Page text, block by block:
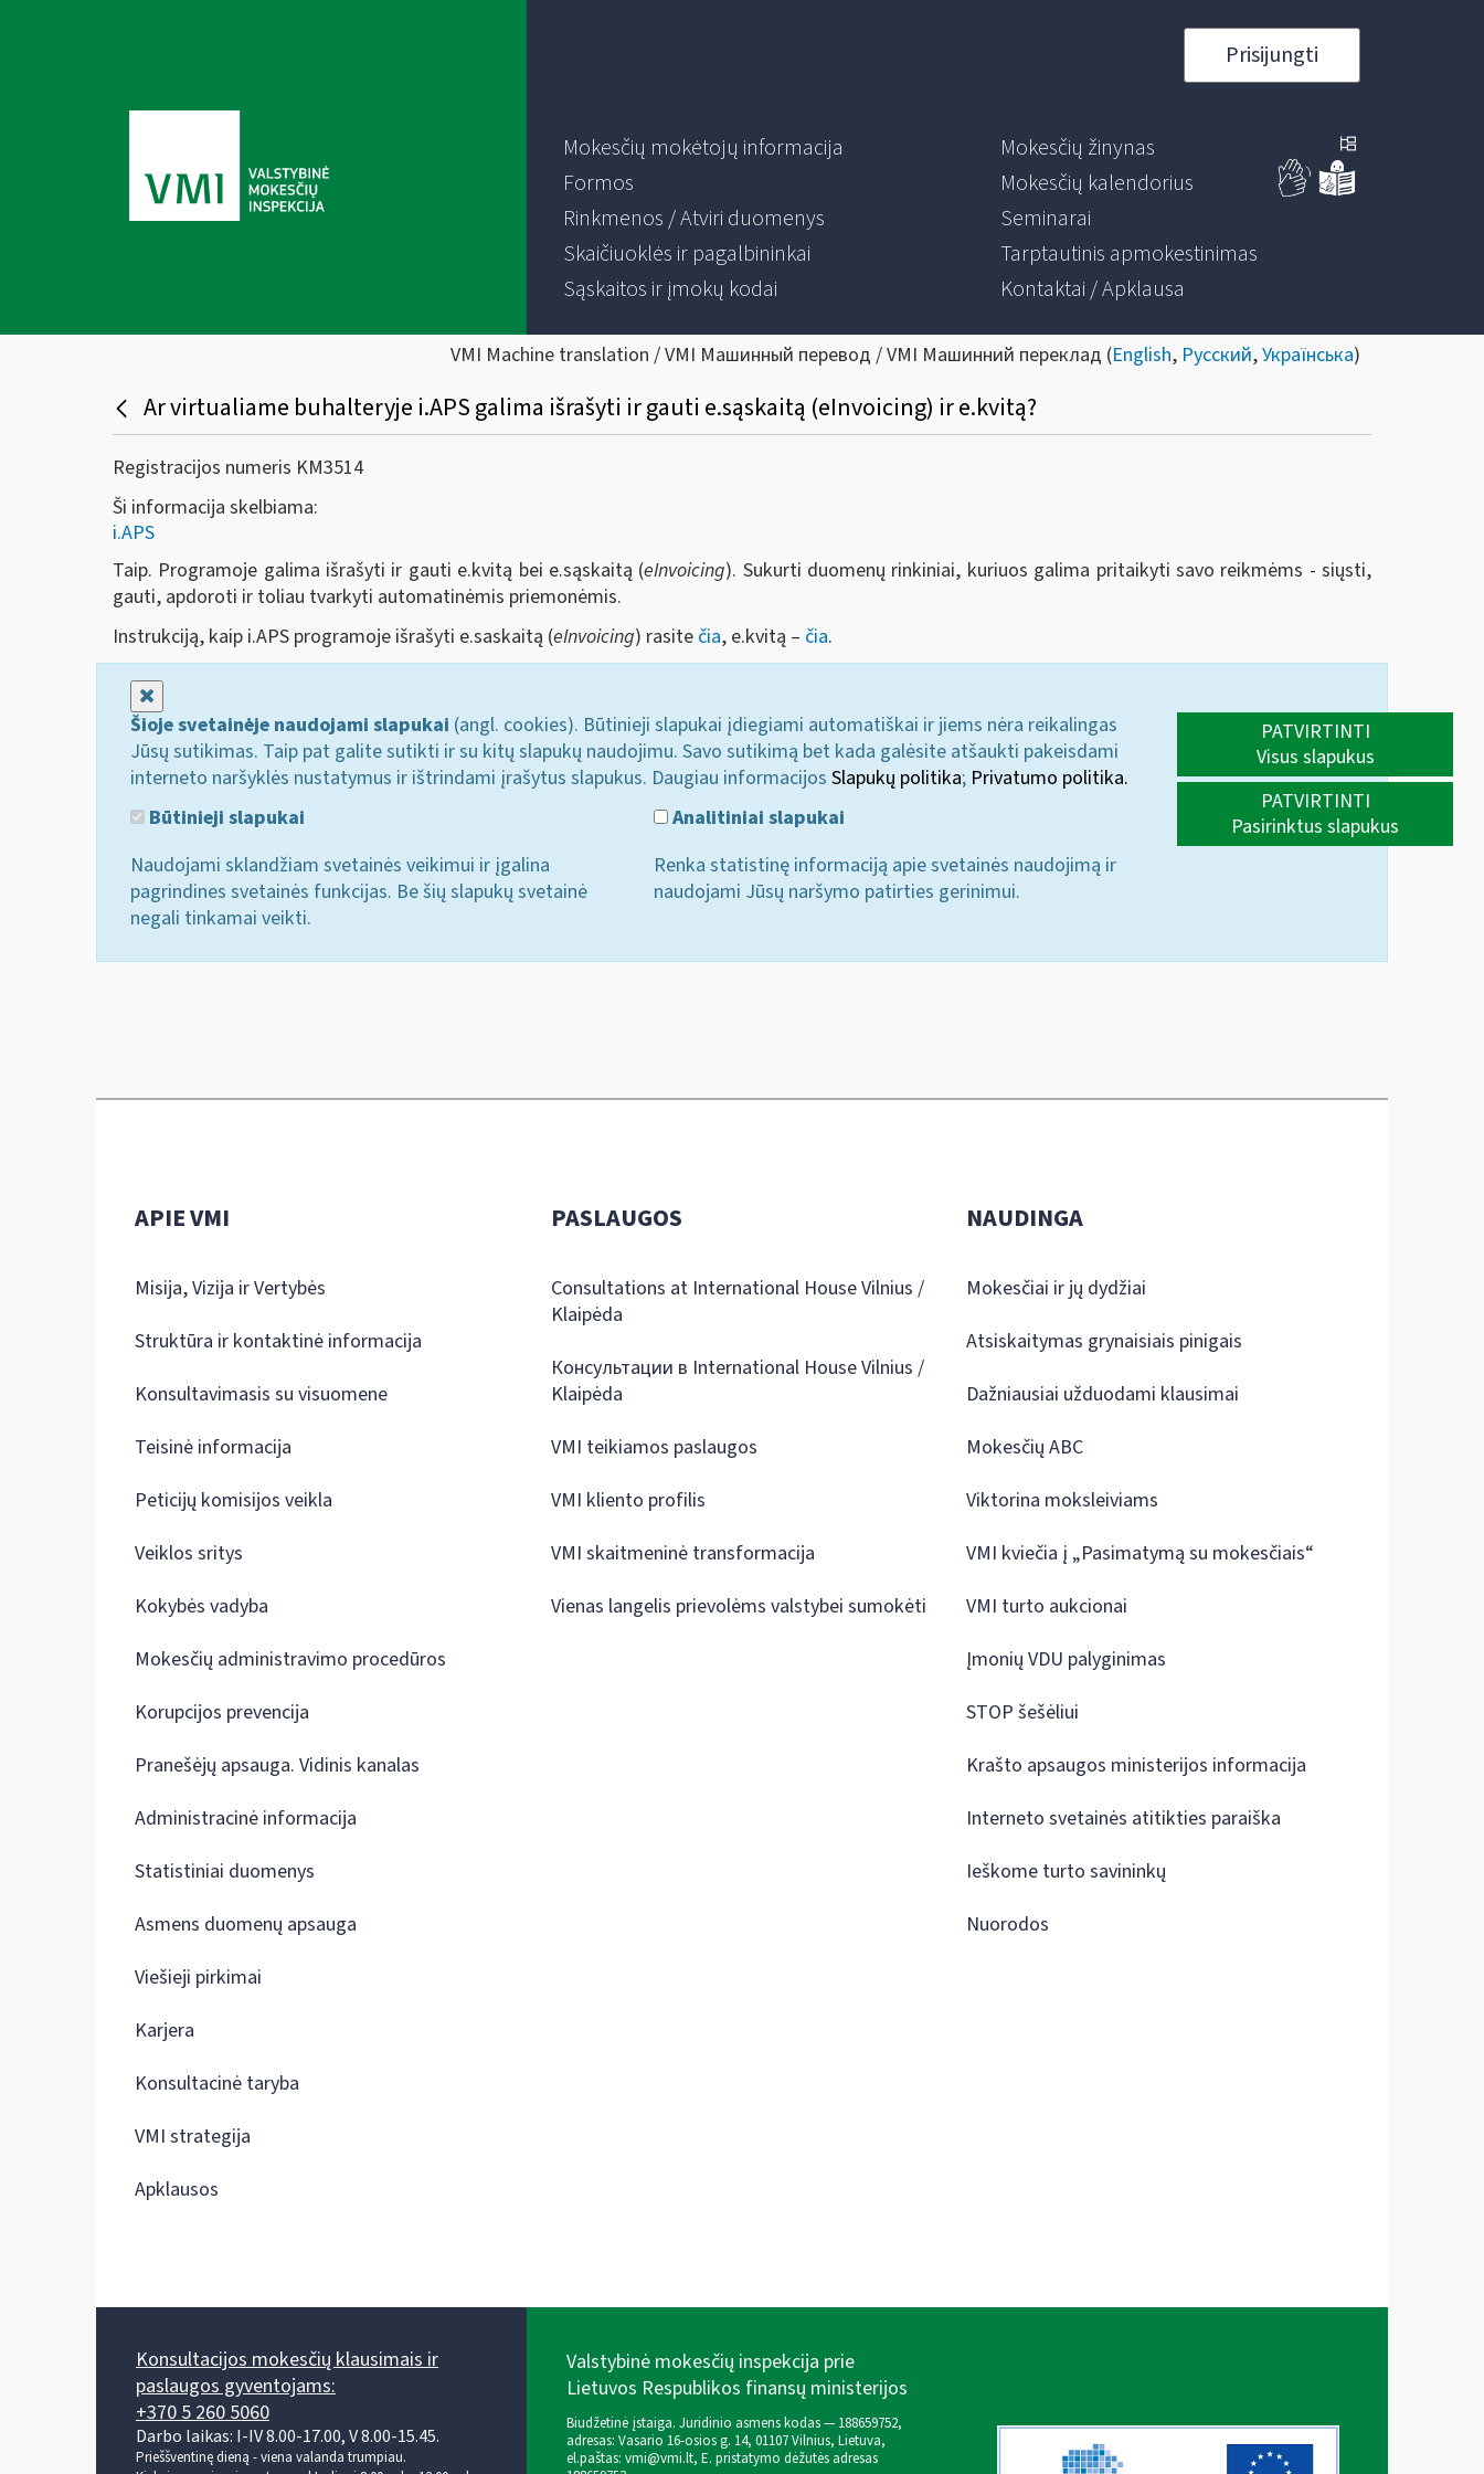
Prisijungti
Mokesčių mokėtojų informacija
Formos
Rinkmenos / Atviri duomenys
Skaičiuoklės ir pagalbininkai
Sąskaitos ir įmokų kodai
Mokesčių žinynas
Mokesčių kalendorius
Seminarai
Tarptautinis apmokestinimas
Kontaktai / Apklausa
VMI Machine translation / VMI Машинный перевод / VMI Машинний переклад (English, Русский,Українська)
Ar virtualiame buhalteryje i.APS galima išrašyti ir gauti e.sąskaitą (eInvoicing) ir e.kvitą?
Registracijos numeris KM3514
Ši informacija skelbiama:
i.APS
Taip. Programoje galima išrašyti ir gauti e.kvitą bei e.sąskaitą (eInvoicing). Sukurti duomenų rinkiniai, kuriuos galima pritaikyti savo reikmėms - siųsti,
gauti, apdoroti ir toliau tvarkyti automatinėmis priemonėmis.
Instrukciją, kaip i.APS programoje išrašyti e.saskaitą (eInvoicing) rasite čia, e.kvitą – čia.
Šioje svetainėje naudojami slapukai (angl. cookies). Būtinieji slapukai įdiegiami automatiškai ir jiems nėra reikalingas
Jūsų sutikimas. Taip pat galite sutikti ir su kitų slapukų naudojimu. Savo sutikimą bet kada galėsite atšaukti pakeisdami
interneto naršyklės nustatymus ir ištrindami įrašytus slapukus. Daugiau informacijos Slapukų politika; Privatumo politika.
Būtinieji slapukai
Naudojami sklandžiam svetainės veikimui ir įgalina
pagrindines svetainės funkcijas. Be šių slapukų svetainė
negali tinkamai veikti.
Analitiniai slapukai
Renka statistinę informaciją apie svetainės naudojimą ir
naudojami Jūsų naršymo patirties gerinimui.
PATVIRTINTI
Visus slapukus
PATVIRTINTI
Pasirinktus slapukus
APIE VMI
Misija, Vizija ir Vertybės
Struktūra ir kontaktinė informacija
Konsultavimasis su visuomene
Teisinė informacija
Peticijų komisijos veikla
Veiklos sritys
Kokybės vadyba
Mokesčių administravimo procedūros
Korupcijos prevencija
Pranešėjų apsauga. Vidinis kanalas
Administracinė informacija
Statistiniai duomenys
Asmens duomenų apsauga
Viešieji pirkimai
Karjera
Konsultacinė taryba
VMI strategija
Apklausos
PASLAUGOS
Consultations at International House Vilnius /
Klaipėda
Консультации в International House Vilnius /
Klaipėda
VMI teikiamos paslaugos
VMI kliento profilis
VMI skaitmeninė transformacija
Vienas langelis prievolėms valstybei sumokėti
NAUDINGA
Mokesčiai ir jų dydžiai
Atsiskaitymas grynaisiais pinigais
Dažniausiai užduodami klausimai
Mokesčių ABC
Viktorina moksleiviams
VMI kviečia į „Pasimatymą su mokesčiais“
VMI turto aukcionai
Įmonių VDU palyginimas
STOP šešėliui
Krašto apsaugos ministerijos informacija
Interneto svetainės atitikties paraiška
Ieškome turto savininkų
Nuorodos
Konsultacijos mokesčių klausimais ir
paslaugos gyventojams:
+370 5 260 5060
Darbo laikas: I-IV 8.00-17.00, V 8.00-15.45.
Prieššventinę dieną - viena valanda trumpiau.
Valstybinė mokesčių inspekcija prie
Lietuvos Respublikos finansų ministerijos
Biudžetinė įstaiga. Juridinio asmens kodas — 188659752,
adresas: Vasario 16-osios g. 14, 01107 Vilnius, Lietuva,
el.paštas: vmi@vmi.lt, E. pristatymo dėžutės adresas